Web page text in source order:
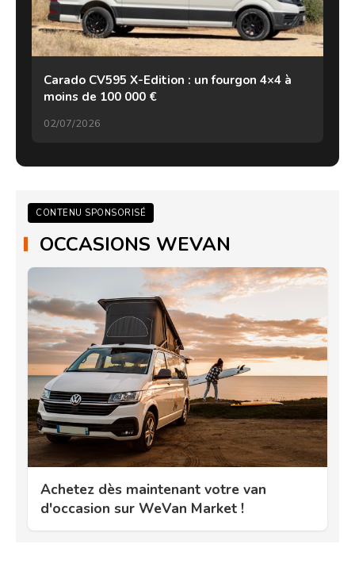
Carado CV595 X-Edition : un fourgon 4×4 à
moins de 100 000 €
02/07/2026
CONTENU SPONSORISÉ
OCCASIONS WEVAN
Achetez dès maintenant votre van
d'occasion sur WeVan Market !